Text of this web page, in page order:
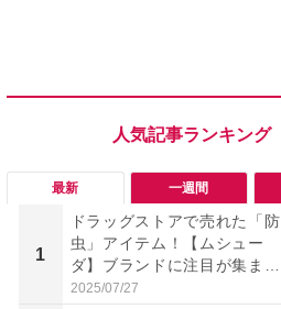
最新 一週間
1
ドラッグストアで売れた「防
虫」アイテム！【ムシュー
ダ】ブランドに注目が集ま
る！
2025/07/27